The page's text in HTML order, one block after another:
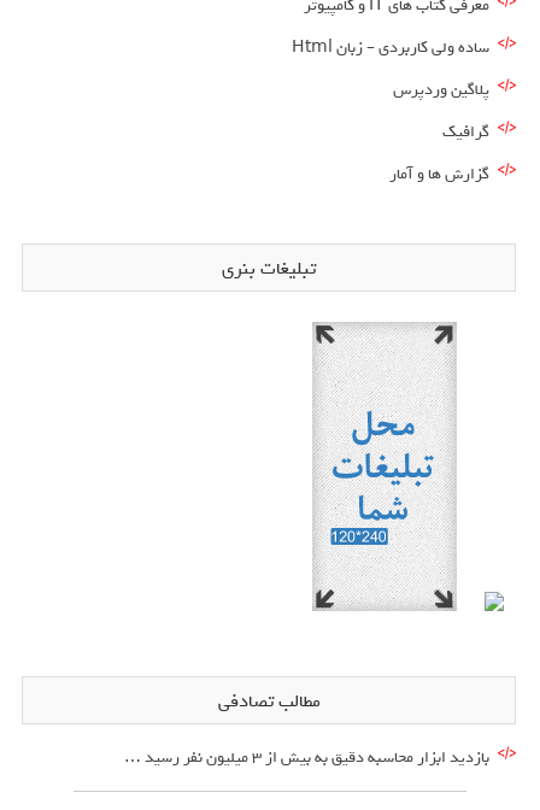
معرفی کتاب های IT و کامپیوتر
ساده ولی کاربردی – زبان Html
پلاگین وردپرس
گرافیک
گزارش ها و آمار
تبلیغات بنری
مطالب تصادفی
بازدید ابزار محاسبه دقیق به بیش از 3 میلیون نفر رسید …